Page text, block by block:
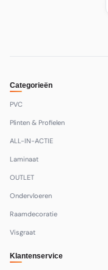
Categorieën
PVC
Plinten & Profielen
ALL-IN-ACTIE
Laminaat
OUTLET
Ondervloeren
Raamdecoratie
Visgraat
Klantenservice